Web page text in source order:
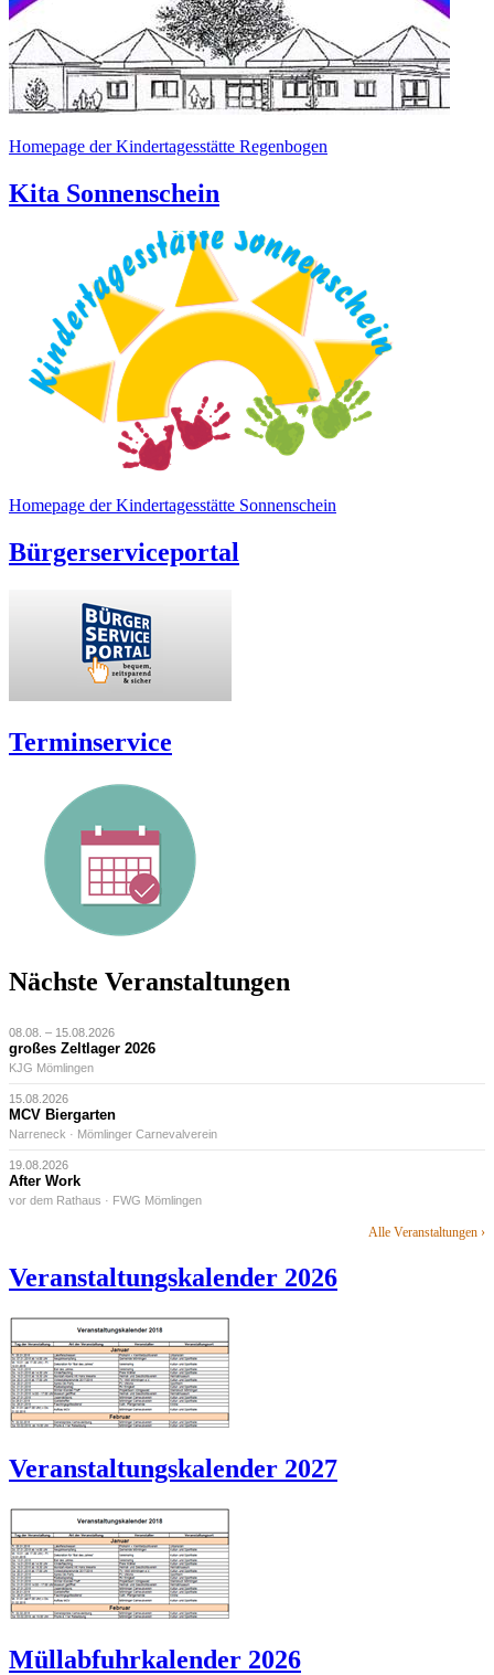
Homepage der Kindertagesstätte Regenbogen
Kita Sonnenschein
Homepage der Kindertagesstätte Sonnenschein
Bürgerserviceportal
Terminservice
Nächste Veranstaltungen
08.08. – 15.08.2026
großes Zeltlager 2026
KJG Mömlingen
15.08.2026
MCV Biergarten
Narreneck · Mömlinger Carnevalverein
19.08.2026
After Work
vor dem Rathaus · FWG Mömlingen
Alle Veranstaltungen ›
Veranstaltungskalender 2026
Veranstaltungskalender 2027
Müllabfuhrkalender 2026